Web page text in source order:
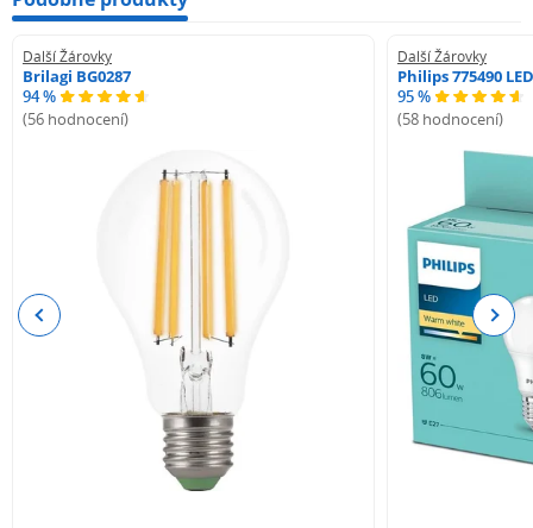
Další Žárovky
Brilagi BG0287
94 %
(56 hodnocení)
Další Žárovky
Philips 775490
95 %
(58 hodnocení)
Previous Next